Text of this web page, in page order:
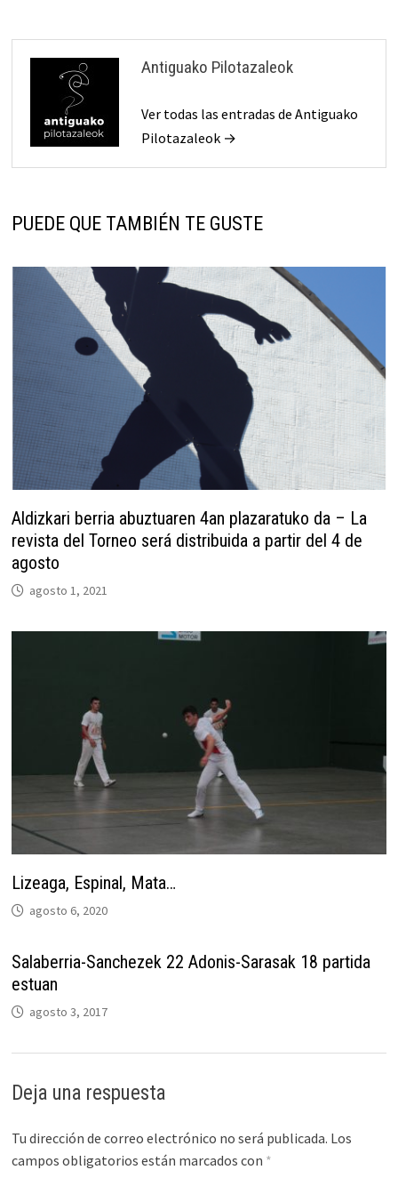
Antiguako Pilotazaleok
Ver todas las entradas de Antiguako
Pilotazaleok →
PUEDE QUE TAMBIÉN TE GUSTE
Aldizkari berria abuztuaren 4an plazaratuko da – La
revista del Torneo será distribuida a partir del 4 de
agosto
agosto 1, 2021
Lizeaga, Espinal, Mata…
agosto 6, 2020
Salaberria-Sanchezek 22 Adonis-Sarasak 18 partida
estuan
agosto 3, 2017
Deja una respuesta
Tu dirección de correo electrónico no será publicada. Los
campos obligatorios están marcados con *